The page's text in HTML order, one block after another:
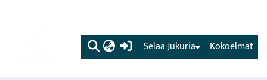
(current) Kokoelmat
Selaa Jukuria